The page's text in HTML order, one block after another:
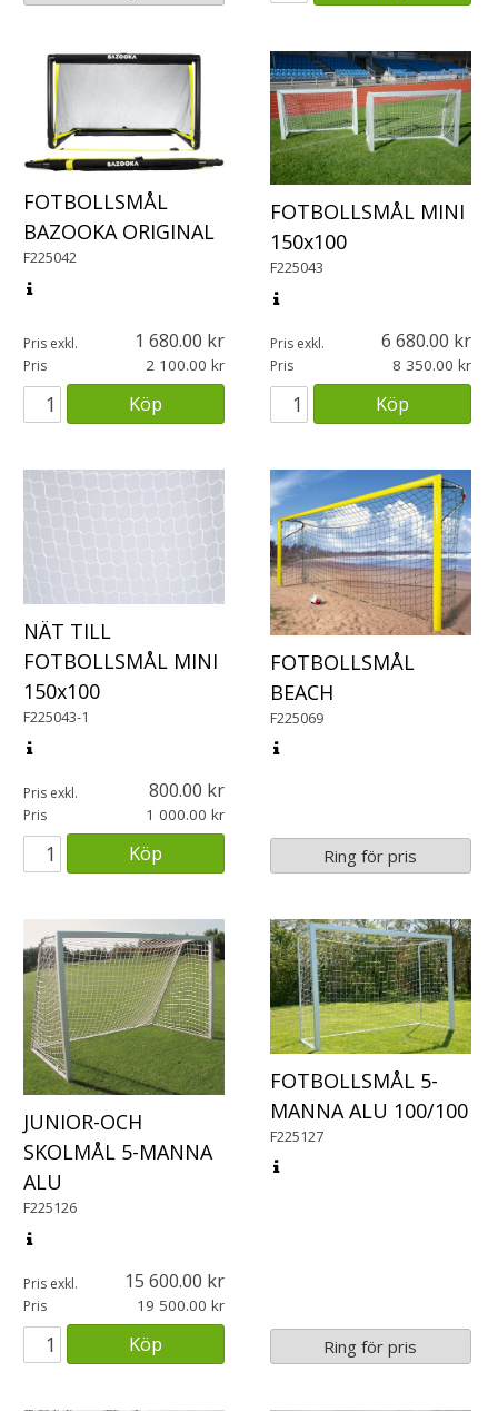
FOTBOLLSMÅL
BAZOOKA ORIGINAL
F225042
Pris exkl. 1 680.00
Pris 2 100.00
Köp
FOTBOLLSMÅL MINI
150x100
F225043
Pris exkl. 6 680.00
Pris 8 350.00
Köp
NÄT TILL
FOTBOLLSMÅL MINI
150x100
F225043-1
Pris exkl. 800.00
Pris 1 000.00
Köp
FOTBOLLSMÅL
BEACH
F225069
Ring för pris
JUNIOR-OCH
SKOLMÅL 5-MANNA
ALU
F225126
Pris exkl. 15 600.00
Pris 19 500.00
Köp
FOTBOLLSMÅL 5-
MANNA ALU 100/100
F225127
Ring för pris